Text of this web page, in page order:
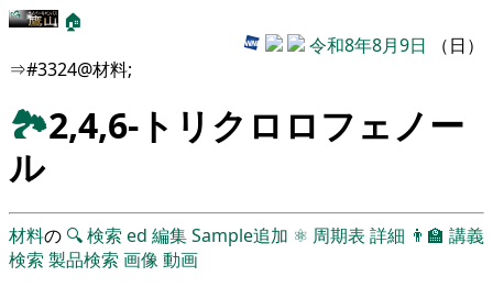
🏠
令和8年8月9日 （日）
⇒#3324@材料;
🏞2,4,6-トリクロロフェノー
ル
材料の 🔍検索 ed 編集Sample追加 ⚛ 周期表 詳細 👨‍🏫 講義
検索 製品検索 画像動画